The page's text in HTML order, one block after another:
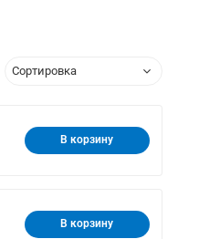
В корзину
В корзину